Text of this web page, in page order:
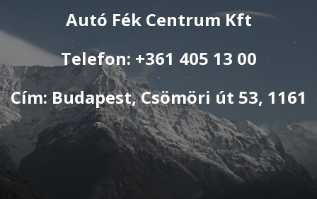
Autó Fék Centrum Kft
Telefon: +361 405 13 00
Cím: Budapest, Csömöri út 53, 1161